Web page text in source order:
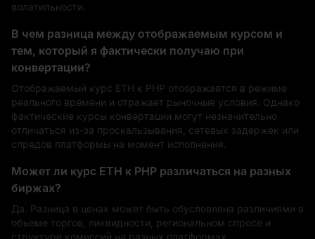
волатильности.
В чем разница между отображаемым курсом и
тем, который я фактически получаю при
конвертации?
Отображаемый курс ETH к PHP отображается в режиме
реального времени и отражает рыночные условия. Однако
фактические курсы конвертации могут незначительно
отличаться из-за проскальзывания, сетевых задержек или
спредов платформы на момент исполнения.
Может ли курс ETH к PHP различаться на разных
биржах?
Да. Разница в ценах может быть обусловлена различиями в
объеме торгов, ликвидности, региональном спросе и